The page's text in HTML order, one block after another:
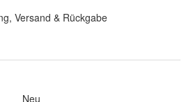
Versand & Rückgabe
Neu